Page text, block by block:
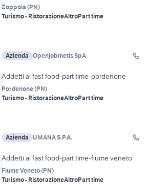
Zoppola (PN)
Turismo - RistorazioneAltroPart time
Azienda Openjobmetis SpA
Addetti al fast food-part time-pordenone
Pordenone(PN)
Turismo - RistorazioneAltroPart time
Azienda UMANA S.P.A.
Addetti al fast food-part time-fiume veneto
Fiume Veneto(PN)
Turismo - RistorazioneAltroPart time